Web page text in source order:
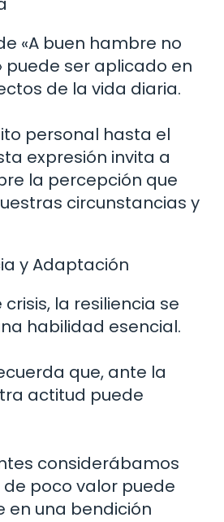
«A buen hambre no
puede ser aplicado en
de la vida diaria.
personal hasta el
expresión invita a
la percepción que
circunstancias y
y Adaptación
la resiliencia se
habilidad esencial.
que, ante la
actitud puede
considerábamos
poco valor puede
en una bendición